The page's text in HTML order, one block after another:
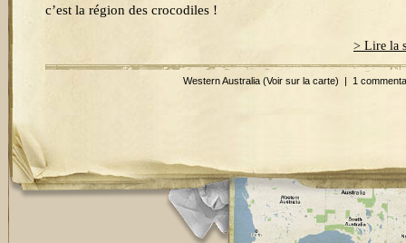
c’est la région des crocodiles !
> Lire la
Western Australia (Voir sur la carte) | 1